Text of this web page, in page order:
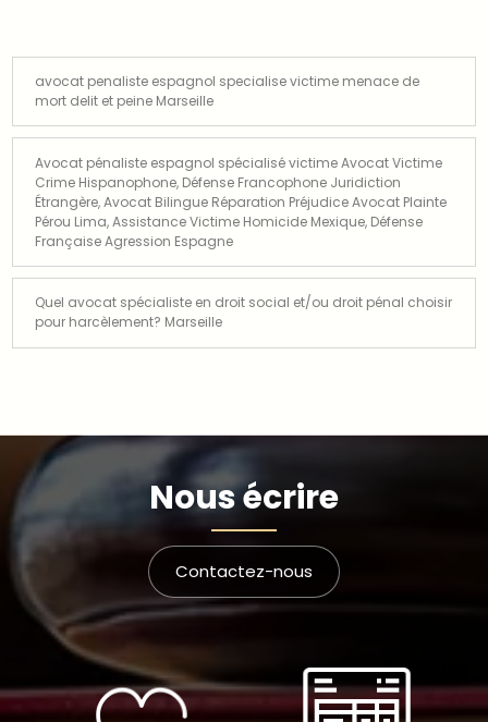
avocat penaliste espagnol specialise victime menace de
mort delit et peine Marseille
Avocat pénaliste espagnol spécialisé victime Avocat Victime
Crime Hispanophone, Défense Francophone Juridiction
Étrangère, Avocat Bilingue Réparation Préjudice Avocat Plainte
Pérou Lima, Assistance Victime Homicide Mexique, Défense
Française Agression Espagne
Quel avocat spécialiste en droit social et/ou droit pénal choisir
pour harcèlement? Marseille
Nous écrire
Contactez-nous